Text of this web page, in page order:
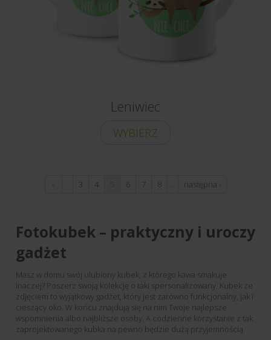
Leniwiec
WYBIERZ
‹
3 4 6 7 8 następna ›
Fotokubek – praktyczny i uroczy
gadżet
Masz w domu swój ulubiony kubek, z którego kawa smakuje
inaczej? Poszerz swoją kolekcję o taki spersonalizowany. Kubek ze
zdjęciem to wyjątkowy gadżet, który jest zarówno funkcjonalny, jak i
cieszący oko. W końcu znajdują się na nim Twoje najlepsze
wspomnienia albo najbliższe osoby. A codzienne korzystanie z tak
zaprojektowanego kubka na pewno będzie dużą przyjemnością.